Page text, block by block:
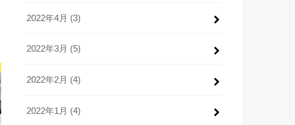
2022年4月 (3)
2022年3月 (5)
2022年2月 (4)
2022年1月 (4)